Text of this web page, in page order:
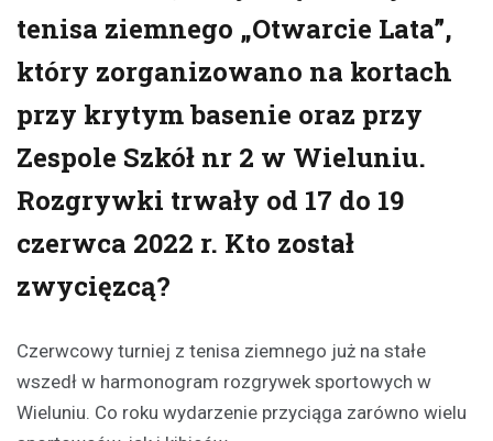
tenisa ziemnego „Otwarcie Lata”,
który zorganizowano na kortach
przy krytym basenie oraz przy
Zespole Szkół nr 2 w Wieluniu.
Rozgrywki trwały od 17 do 19
czerwca 2022 r. Kto został
zwycięzcą?
Czerwcowy turniej z tenisa ziemnego już na stałe
wszedł w harmonogram rozgrywek sportowych w
Wieluniu. Co roku wydarzenie przyciąga zarówno wielu